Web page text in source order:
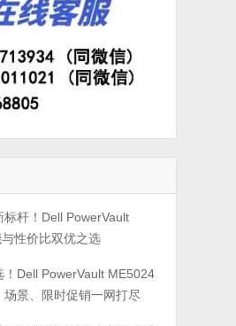
标杆！Dell PowerVault
性价比双优之选
！Dell PowerVault ME5024
场景、限时促销一网打尽